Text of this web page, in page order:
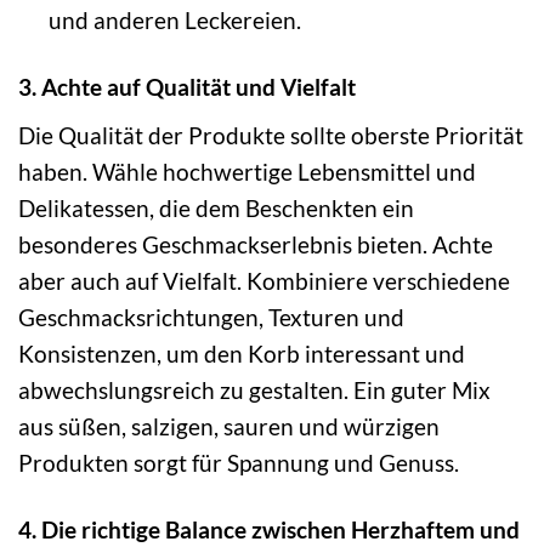
und anderen Leckereien.
3. Achte auf Qualität und Vielfalt
Die Qualität der Produkte sollte oberste Priorität
haben. Wähle hochwertige Lebensmittel und
Delikatessen, die dem Beschenkten ein
besonderes Geschmackserlebnis bieten. Achte
aber auch auf Vielfalt. Kombiniere verschiedene
Geschmacksrichtungen, Texturen und
Konsistenzen, um den Korb interessant und
abwechslungsreich zu gestalten. Ein guter Mix
aus süßen, salzigen, sauren und würzigen
Produkten sorgt für Spannung und Genuss.
4. Die richtige Balance zwischen Herzhaftem und